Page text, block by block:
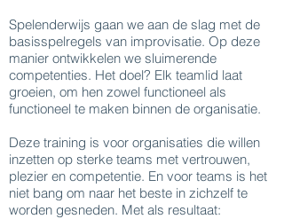
Spelenderwijs gaan we aan de slag met de
basisspelregels van improvisatie. Op deze
manier ontwikkelen we sluimerende
competenties. Het doel? Elk teamlid laat
groeien, om hen zowel functioneel als
functioneel te maken binnen de organisatie.
Deze training is voor organisaties die willen
inzetten op sterke teams met vertrouwen,
plezier en competentie. En voor teams is het
niet bang om naar het beste in zichzelf te
worden gesneden. Met als resultaat: